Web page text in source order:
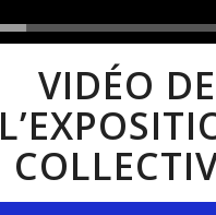
VIDÉO DE